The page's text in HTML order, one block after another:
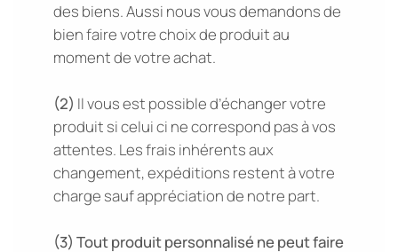
des biens.Aussi nous vous demandons de
bien faire votre choix de produit au
moment de votre achat.
(2) Il vous est possible d’échanger votre
produit si celui ci ne correspond pas à vos
attentes. Les frais inhérents aux
changement, expéditions restent à votre
charge sauf appréciation de notre part.
(3) Tout produit personnalisé ne peut faire